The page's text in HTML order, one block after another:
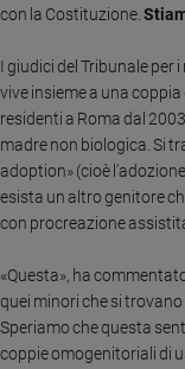
valori
Ambiente
Creato
Volontariato
Diritti
di
valore
Caso
della
con la Costituzione.
I giudici del Tribunale per
vive insieme a una
residenti a Roma dal
madre non biologica. Si
adoption» (cioè
esista un altro genitore
con procreazione
«Questa», ha
quei minori che si
Speriamo che questa
coppie omogenitoriali di